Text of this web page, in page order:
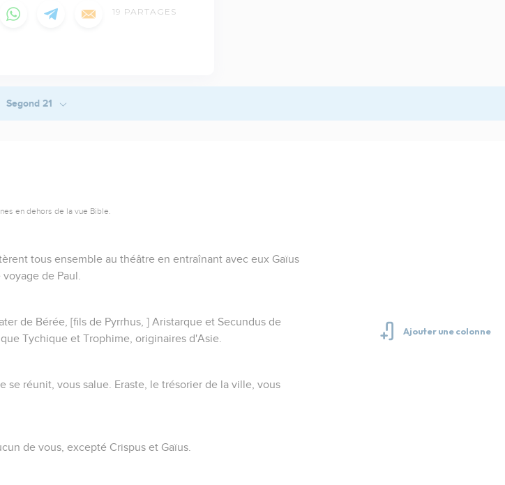
19 PARTAGES
Segond 21
en dehors de la vue Bible.
tous ensemble au théâtre en entraînant avec eux Gaïus
de Paul.
de Bérée, [fils de Pyrrhus, ] Aristarque et Secundus de
Tychique et Trophime, originaires d'Asie.
se réunit, vous salue. Eraste, le trésorier de la ville, vous
de vous, excepté Crispus et Gaïus.